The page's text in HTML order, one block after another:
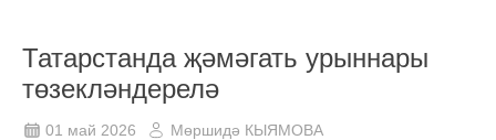
Татарстанда җәмәгать урыннары
төзекләндерелә
01 май 2026 Мөршидә КЫЯМОВА